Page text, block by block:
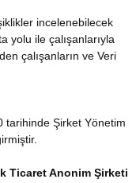
incelenebilecek
yolu ile çalışanlarıyla
çalışanların ve Veri
tarihinde Şirket Yönetim
Ticaret Anonim Şirketi